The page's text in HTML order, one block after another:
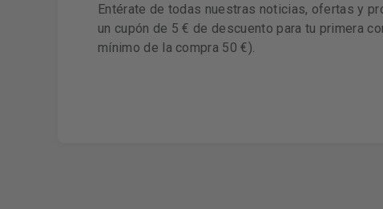
Entérate de todas nuestras noticias, ofertas y
un cupón de 5 € de descuento para tu primera
mínimo de la compra 50 €).